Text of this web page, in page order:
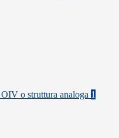
o struttura analoga 1